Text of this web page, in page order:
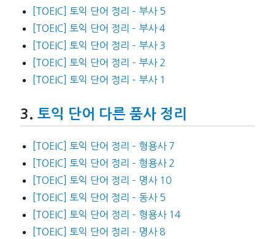
[TOEIC] 토익 단어 정리 – 부사 5
[TOEIC] 토익 단어 정리 – 부사 4
[TOEIC] 토익 단어 정리 – 부사 3
[TOEIC] 토익 단어 정리 – 부사 2
[TOEIC] 토익 단어 정리 – 부사 1
토익 단어 다른 품사 정리
[TOEIC] 토익 단어 정리 – 형용사 7
[TOEIC] 토익 단어 정리 – 형용사 2
[TOEIC] 토익 단어 정리 – 명사 10
[TOEIC] 토익 단어 정리 – 동사 5
[TOEIC] 토익 단어 정리 – 형용사 14
[TOEIC] 토익 단어 정리 – 명사 8